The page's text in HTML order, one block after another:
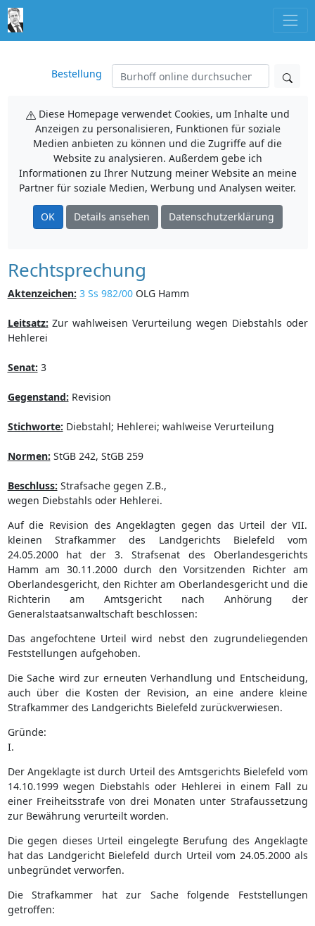
Bestellung
Diese Homepage verwendet Cookies, um Inhalte und
Anzeigen zu personalisieren, Funktionen für soziale
Medien anbieten zu können und die Zugriffe auf die
Website zu analysieren. Außerdem gebe ich
Informationen zu Ihrer Nutzung meiner Website an meine
Partner für soziale Medien, Werbung und Analysen weiter.
OK Details ansehen Datenschutzerklärung
Rechtsprechung
Aktenzeichen: 3 Ss 982/00OLG Hamm
Leitsatz: Zur wahlweisen Verurteilung wegen Diebstahls oder
Hehlerei
Senat: 3
Gegenstand: Revision
Stichworte: Diebstahl; Hehlerei; wahlweise Verurteilung
Normen: StGB 242, StGB 259
Beschluss: Strafsache gegen Z.B.,
wegen Diebstahls oder Hehlerei.
Auf die Revision des Angeklagten gegen das Urteil der VII.
kleinen Strafkammer des Landgerichts Bielefeld vom
24.05.2000 hat der 3. Strafsenat des Oberlandesgerichts
Hamm am 30.11.2000 durch den Vorsitzenden Richter am
Oberlandesgericht, den Richter am Oberlandesgericht und die
Richterin am Amtsgericht nach Anhörung der
Generalstaatsanwaltschaft beschlossen:
Das angefochtene Urteil wird nebst den zugrundeliegenden
Feststellungen aufgehoben.
Die Sache wird zur erneuten Verhandlung und Entscheidung,
auch über die Kosten der Revision, an eine andere kleine
Strafkammer des Landgerichts Bielefeld zurückverwiesen.
Gründe:
I.
Der Angeklagte ist durch Urteil des Amtsgerichts Bielefeld vom
14.10.1999 wegen Diebstahls oder Hehlerei in einem Fall zu
einer Freiheitsstrafe von drei Monaten unter Strafaussetzung
zur Bewährung verurteilt worden.
Die gegen dieses Urteil eingelegte Berufung des Angeklagte
hat das Landgericht Bielefeld durch Urteil vom 24.05.2000 als
unbegründet verworfen.
Die Strafkammer hat zur Sache folgende Feststellungen
getroffen: